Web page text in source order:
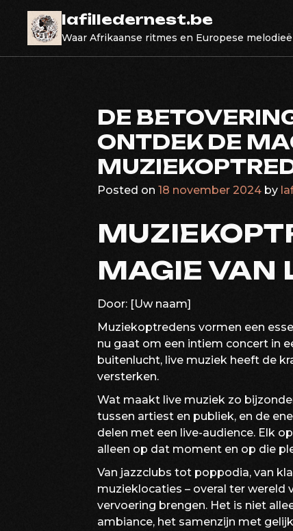
content
lafilledernest.be
Waar Afrikaanse ritmes en Europese
DE
ONTDEK DE
Posted on 18 november 2024 by
MAGIE VAN
Door: [Uw naam]
Muziekoptredens vormen een
nu gaat om een intiem concert in
buitenlucht, live muziek heeft de
versterken.
Wat maakt live muziek zo
tussen artiest en publiek, en de
delen met een live-audience. Elk
alleen op dat moment en op die
Van jazzclubs tot poppodia, van
muzieklocaties – overal ter
vervoering brengen. Het is niet
ambiance, het samenzijn met